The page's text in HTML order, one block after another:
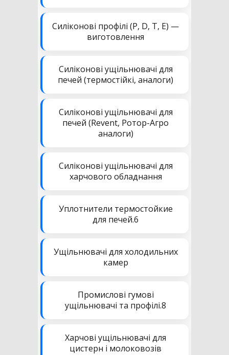
Силіконові профілі (P, D, T, E) —
виготовлення
Силіконові ущільнювачі для
печей (термостійкі, аналоги)
Силіконові ущільнювачі для
печей (Revent, Ротор-Агро
аналоги)
Силіконові ущільнювачі для
харчового обладнання
Уплотнители термостойкие
для печей.6
Ущільнювачі для холодильних
камер
Промислові гумові
ущільнювачі та профілі.8
Харчові ущільнювачі для
цистерн і молоковозів